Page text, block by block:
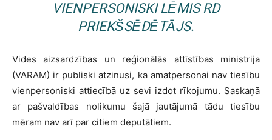
VIENPERSONISKI LĒMIS RD
PRIEKŠSĒDĒTĀJS.
Vides aizsardzības un reģionālās attīstības ministrija
(VARAM) ir publiski atzinusi, ka amatpersonai nav tiesību
vienpersoniski attiecībā uz sevi izdot rīkojumu. Saskaņā
ar pašvaldības nolikumu šajā jautājumā tādu tiesību
mēram nav arī par citiem deputātiem.